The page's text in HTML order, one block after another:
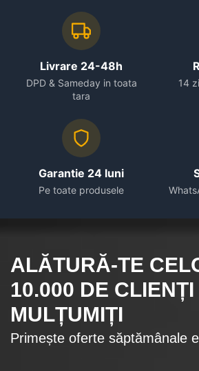
Livrare 24-48h
DPD & Sameday in toata
tara
14
Garantie 24 luni
Pe toate produsele
ALĂTURĂ-TE
10.000 DE CLIENȚI
MULȚUMIȚI
Primește oferte săptămânale